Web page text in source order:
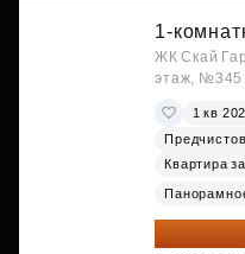
1-
ЖК Скай
этаж, №345
1 кв
Квартира
20 084